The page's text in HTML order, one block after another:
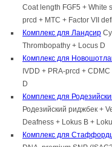
Coat length FGF5 + White
prcd + MTC + Factor VII
Комплекс для Ландсир
Thrombopathy + Locus D
Комплекс для
IVDD + PRA-prcd +
D
Комплекс для
Родезийский риджбек +
Deafness + Lokus B +
Комплекс для